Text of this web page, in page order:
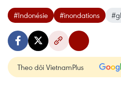
#Indonésie #inondations
Theo dõi VietnamPlus